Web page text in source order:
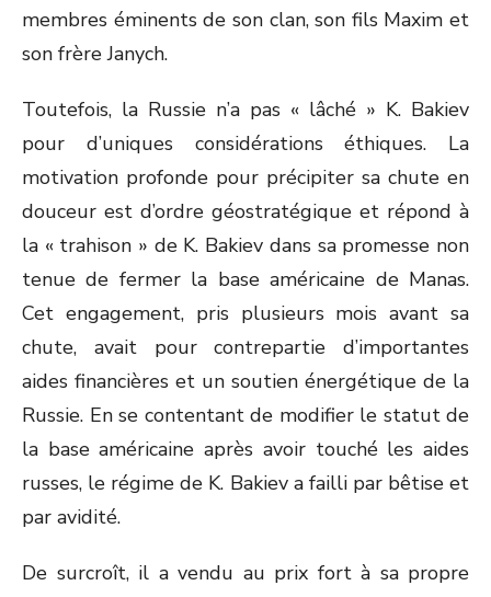
membres éminents de son clan, son fils Maxim et
son frère Janych.
Toutefois, la Russie n’a pas « lâché » K. Bakiev
pour d’uniques considérations éthiques. La
motivation profonde pour précipiter sa chute en
douceur est d’ordre géostratégique et répond à
la « trahison » de K. Bakiev dans sa promesse non
tenue de fermer la base américaine de Manas.
Cet engagement, pris plusieurs mois avant sa
chute, avait pour contrepartie d’importantes
aides financières et un soutien énergétique de la
Russie. En se contentant de modifier le statut de
la base américaine après avoir touché les aides
russes, le régime de K. Bakiev a failli par bêtise et
par avidité.
De surcroît, il a vendu au prix fort à sa propre